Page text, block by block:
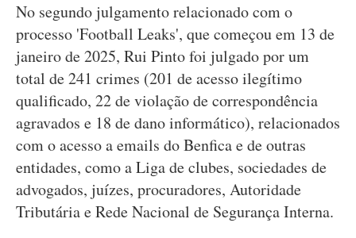
No segundo julgamento relacionado com o
processo 'Football Leaks', que começou em 13 de
janeiro de 2025, Rui Pinto foi julgado por um
total de 241 crimes (201 de acesso ilegítimo
qualificado, 22 de violação de correspondência
agravados e 18 de dano informático), relacionados
com o acesso a emails do Benfica e de outras
entidades, como a Liga de clubes, sociedades de
advogados, juízes, procuradores, Autoridade
Tributária e Rede Nacional de Segurança Interna.